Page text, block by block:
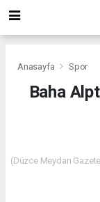
Anasayfa Spor
Baha
(Düzce Meydan